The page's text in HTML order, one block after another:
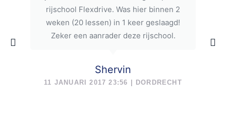
rijschool Flexdrive. Was hier binnen 2
weken (20 lessen) in 1 keer geslaagd!
Zeker een aanrader deze rijschool.
Shervin
11 JANUARI 2017 23:56 | DORDRECHT